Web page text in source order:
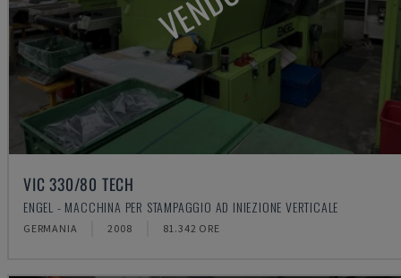
VIC 330/80 TECH
ENGEL - MACCHINA PER STAMPAGGIO AD INIEZIONE VERTICALE
GERMANIA 2008 81.342 ORE